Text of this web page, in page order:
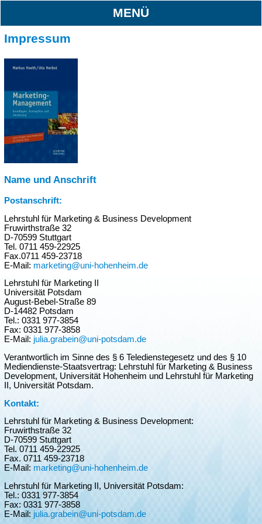
MENÜ
Impressum
Name und Anschrift
Postanschrift:
Lehrstuhl für Marketing & Business Development
Fruwirthstraße 32
D-70599 Stuttgart
Tel. 0711 459-22925
Fax.0711 459-23718
E-Mail: marketing@uni-hohenheim.de
Lehrstuhl für Marketing II
Universität Potsdam
August-Bebel-Straße 89
D-14482 Potsdam
Tel.: 0331 977-3854
Fax: 0331 977-3858
E-Mail: julia.grabein@uni-potsdam.de
Verantwortlich im Sinne des § 6 Teledienstegesetz und des § 10
Mediendienste-Staatsvertrag: Lehrstuhl für Marketing & Business
Development, Universität Hohenheim und Lehrstuhl für Marketing
II, Universität Potsdam.
Kontakt:
Lehrstuhl für Marketing & Business Development:
Fruwirthstraße 32
D-70599 Stuttgart
Tel. 0711 459-22925
Fax. 0711 459-23718
E-Mail: marketing@uni-hohenheim.de
Lehrstuhl für Marketing II, Universität Potsdam:
Tel.: 0331 977-3854
Fax: 0331 977-3858
E-Mail: julia.grabein@uni-potsdam.de